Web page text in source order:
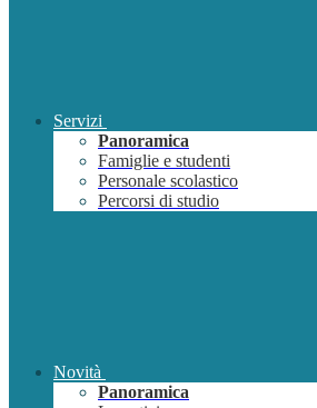
Servizi
Panoramica
Famiglie e studenti
Personale scolastico
Percorsi di studio
Novità
Panoramica